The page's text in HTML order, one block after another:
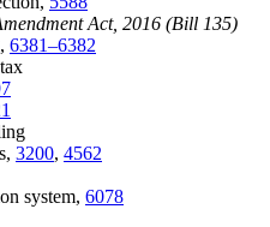
Act, 2016 (Bill 135)
6381–6382
3200, 4562
system, 6078